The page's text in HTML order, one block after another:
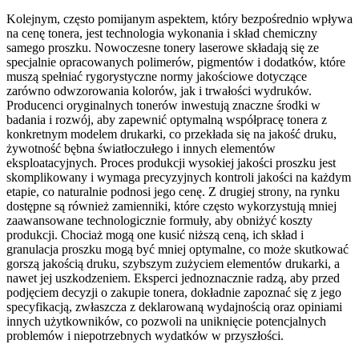
Kolejnym, często pomijanym aspektem, który bezpośrednio wpływa
na cenę tonera, jest technologia wykonania i skład chemiczny
samego proszku. Nowoczesne tonery laserowe składają się ze
specjalnie opracowanych polimerów, pigmentów i dodatków, które
muszą spełniać rygorystyczne normy jakościowe dotyczące
zarówno odwzorowania kolorów, jak i trwałości wydruków.
Producenci oryginalnych tonerów inwestują znaczne środki w
badania i rozwój, aby zapewnić optymalną współpracę tonera z
konkretnym modelem drukarki, co przekłada się na jakość druku,
żywotność bębna światłoczułego i innych elementów
eksploatacyjnych. Proces produkcji wysokiej jakości proszku jest
skomplikowany i wymaga precyzyjnych kontroli jakości na każdym
etapie, co naturalnie podnosi jego cenę. Z drugiej strony, na rynku
dostępne są również zamienniki, które często wykorzystują mniej
zaawansowane technologicznie formuły, aby obniżyć koszty
produkcji. Chociaż mogą one kusić niższą ceną, ich skład i
granulacja proszku mogą być mniej optymalne, co może skutkować
gorszą jakością druku, szybszym zużyciem elementów drukarki, a
nawet jej uszkodzeniem. Eksperci jednoznacznie radzą, aby przed
podjęciem decyzji o zakupie tonera, dokładnie zapoznać się z jego
specyfikacją, zwłaszcza z deklarowaną wydajnością oraz opiniami
innych użytkowników, co pozwoli na uniknięcie potencjalnych
problemów i niepotrzebnych wydatków w przyszłości.